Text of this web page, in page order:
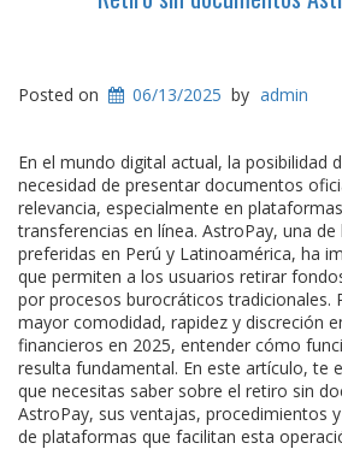
Posted on 06/13/2025 by admin
En el mundo digital actual, la posibilidad
necesidad de presentar documentos
relevancia, especialmente en
transferencias en línea. AstroPay, una de
preferidas en Perú y Latinoamérica, ha
que permiten a los usuarios retirar
por procesos burocráticos tradicionales.
mayor comodidad, rapidez y discreción
financieros en 2025, entender cómo
resulta fundamental. En este artículo, te
que necesitas saber sobre el retiro sin
AstroPay, sus ventajas, procedimientos
de plataformas que facilitan esta